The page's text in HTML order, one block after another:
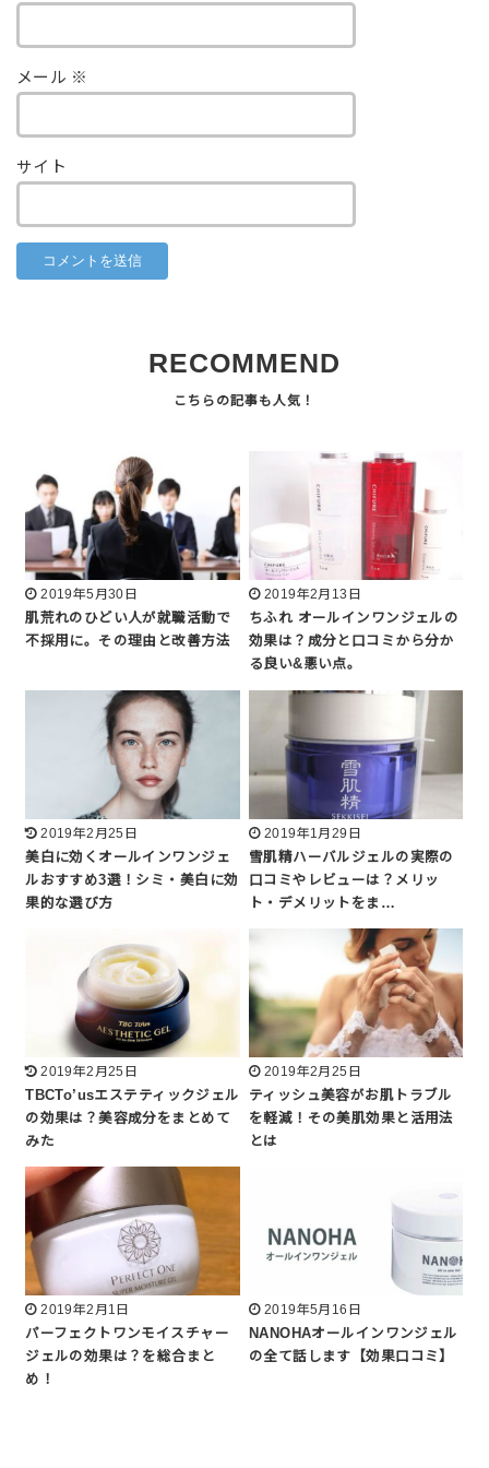
メール ※
サイト
RECOMMEND
2019年5月30日
肌荒れのひどい人が就職活動で
不採用に。その理由と改善方法
2019年2月13日
ちふれ オールインワンジェルの
効果は？成分と口コミから分か
る良い&悪い点。
2019年2月25日
美白に効くオールインワンジェ
ルおすすめ3選！シミ・美白に効
果的な選び方
2019年1月29日
雪肌精ハーバルジェルの実際の
口コミやレビューは？メリッ
ト・デメリットをま…
2019年2月25日
TBCTo’usエステティックジェル
の効果は？美容成分をまとめて
みた
2019年2月25日
ティッシュ美容がお肌トラブル
を軽減！その美肌効果と活用法
とは
2019年2月1日
パーフェクトワンモイスチャー
ジェルの効果は？を総合まと
め！
2019年5月16日
NANOHAオールインワンジェル
の全て話します【効果口コミ】